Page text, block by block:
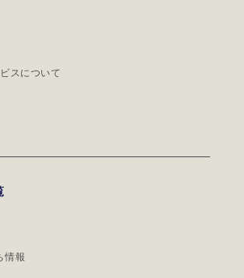
スについて
情報